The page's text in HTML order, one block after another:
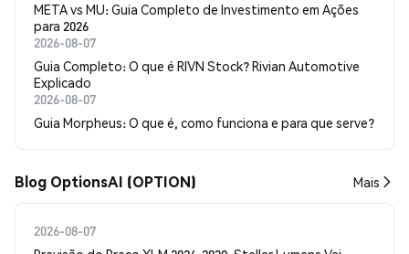
META vs MU: Guia Completo de Investimento em Ações
para 2026
2026-08-07
Guia Completo: O que é RIVN Stock? Rivian Automotive
Explicado
2026-08-07
Guia Morpheus: O que é, como funciona e para que serve?
Blog OptionsAI (OPTION) Mais
2026-08-07